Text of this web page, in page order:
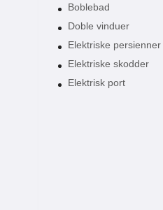
Boblebad
Doble vinduer
Elektriske persienner
Elektriske skodder
Elektrisk port